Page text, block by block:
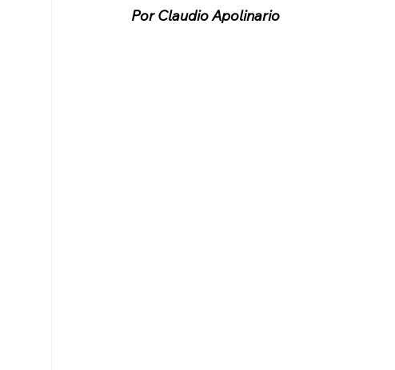
Por Claudio Apolinario